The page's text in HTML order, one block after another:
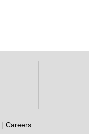
| Careers